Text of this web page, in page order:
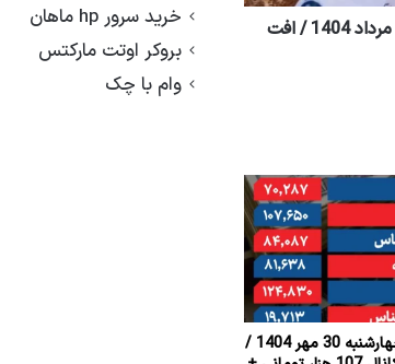
قیمت دینار عراق امروز دوشنبه 27 مرداد 1404 / افت
قیمت دلار امروز چهارشنبه 30 مهر 1404 /
خرید سرور hp ماهان
بروکر اوتت مارکتس
وام با چک